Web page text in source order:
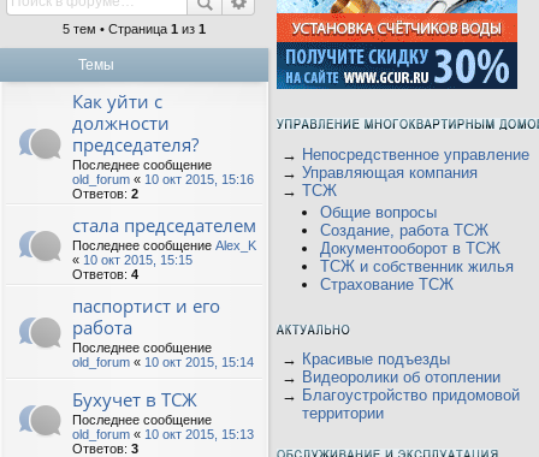
5 тем • Страница 1 из 1
Темы
Как уйти с
должности
председателя?
Последнее сообщение
old_forum « 10 окт 2015, 15:16
Ответов: 2
стала председателем
Последнее сообщение Alex_K
« 10 окт 2015, 15:15
Ответов: 4
паспортист и его
работа
Последнее сообщение
old_forum « 10 окт 2015, 15:14
Бухучет в ТСЖ
Последнее сообщение
old_forum « 10 окт 2015, 15:13
Ответов: 3
→ Непосредственное управление
→ Управляющая компания
→ ТСЖ
Общие вопросы
Создание, работа ТСЖ
Документооборот в ТСЖ
ТСЖ и собственник жилья
Страхование ТСЖ
→ Красивые подъезды
→ Видеоролики об отоплении
→ Благоустройство придомовой
территории